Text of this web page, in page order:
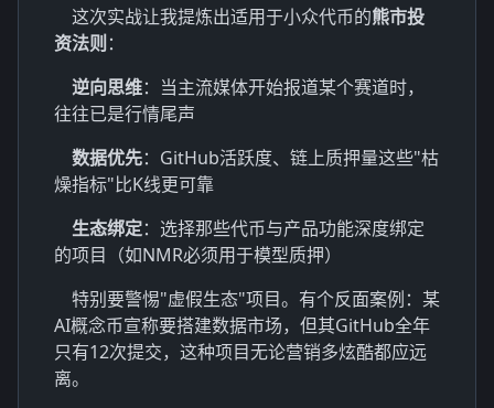
这次实战让我提炼出适用于小众代币的熊市投
资法则 ：
逆向思维：当主流媒体开始报道某个赛道时，
往往已是行情尾声
数据优先：GitHub活跃度、链上质押量这些"枯
燥指标"比K线更可靠
生态绑定：选择那些代币与产品功能深度绑定
的项目（如NMR必须用于模型质押）
特别要警惕"虚假生态"项目。有个反面案例：某
AI概念币宣称要搭建数据市场，但其GitHub全年
只有12次提交，这种项目无论营销多炫酷都应远
离。